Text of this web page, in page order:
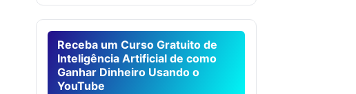
Receba um Curso Gratuito de
Inteligência Artificial de como
Ganhar Dinheiro Usando o
YouTube